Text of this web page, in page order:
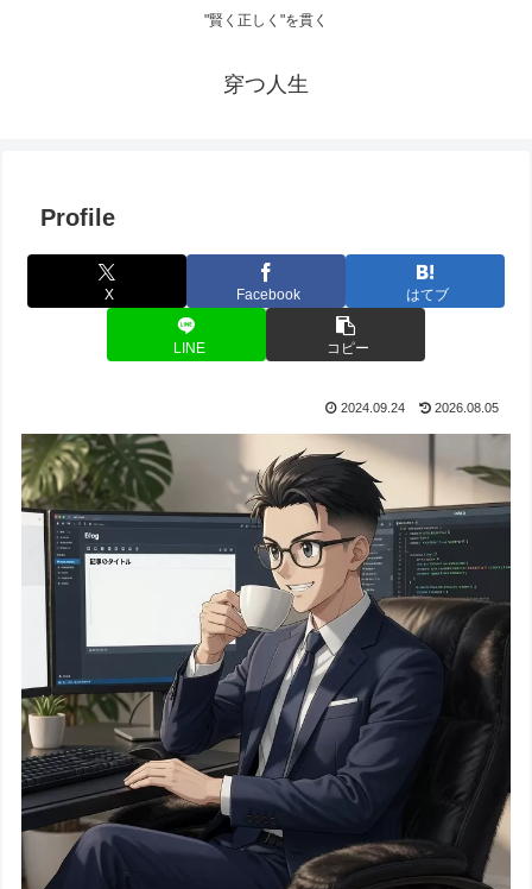
"賢く正しく"を貫く
穿つ人生
Profile
X Facebook はてブ
LINE コピー
2024.09.24 2026.08.05